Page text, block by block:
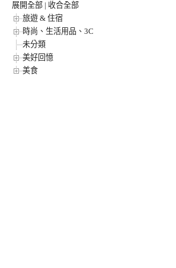
展開全部 | 收合全部
旅遊 & 住宿
時尚、生活用品、3C
未分類
美好回憶
美食